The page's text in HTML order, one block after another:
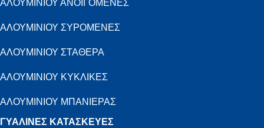
ΑΛΟΥΜΙΝΙΟΥ ΑΝΟΙΓΟΜΕΝΕΣ
ΑΛΟΥΜΙΝΙΟΥ ΣΥΡΟΜΕΝΕΣ
ΑΛΟΥΜΙΝΙΟΥ ΣΤΑΘΕΡΑ
ΑΛΟΥΜΙΝΙΟΥ ΚΥΚΛΙΚΕΣ
ΑΛΟΥΜΙΝΙΟΥ ΜΠΑΝΙΕΡΑΣ
ΓΥΑΛΙΝΕΣ ΚΑΤΑΣΚΕΥΕΣ